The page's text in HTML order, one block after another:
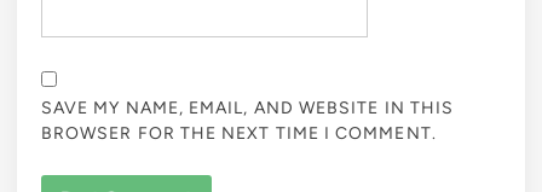
SAVE MY NAME, EMAIL, AND WEBSITE IN THIS
BROWSER FOR THE NEXT TIME I COMMENT.